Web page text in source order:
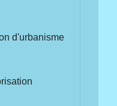
d'urbanisme